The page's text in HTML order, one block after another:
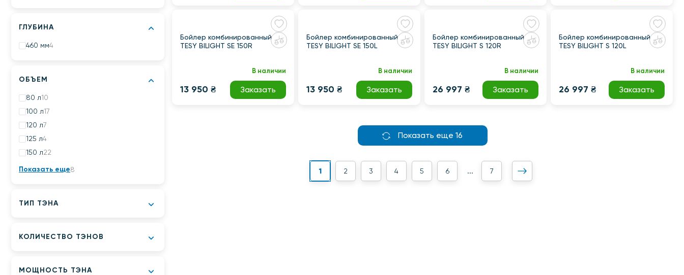
ГЛУБИНА
460 мм4
ОБЪЕМ
80 л10
100 л17
120 л7
125 л4
150 л22
Показать еще8
ТИП ТЭНА
КОЛИЧЕСТВО ТЭНОВ
МОЩНОСТЬ ТЭНА
Бойлер комбинированный
TESY BILIGHT SE 150R
В наличии
13 950 ₴ Заказать
Бойлер комбинированный
TESY BILIGHT SE 150L
В наличии
13 950 ₴ Заказать
Бойлер комбинированный
TESY BILIGHT S 120R
В наличии
26 997 ₴ Заказать
Бойлер комбинированный
TESY BILIGHT S 120L
В наличии
26 997 ₴ Заказать
Показать еще 16
1 2 3 4 5 6 7